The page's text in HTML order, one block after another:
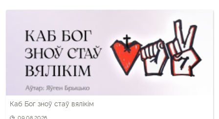
Каб Бог зноў стаў вялікім